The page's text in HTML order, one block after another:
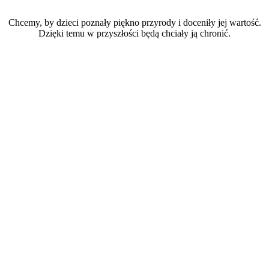
Chcemy, by dzieci poznały piękno przyrody i doceniły jej wartość.
Dzięki temu w przyszłości będą chciały ją chronić.